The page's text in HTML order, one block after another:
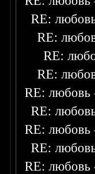
RE:
RE:
RE:
RE:
RE: любовь
RE:
RE: любовь
RE:
RE: любовь